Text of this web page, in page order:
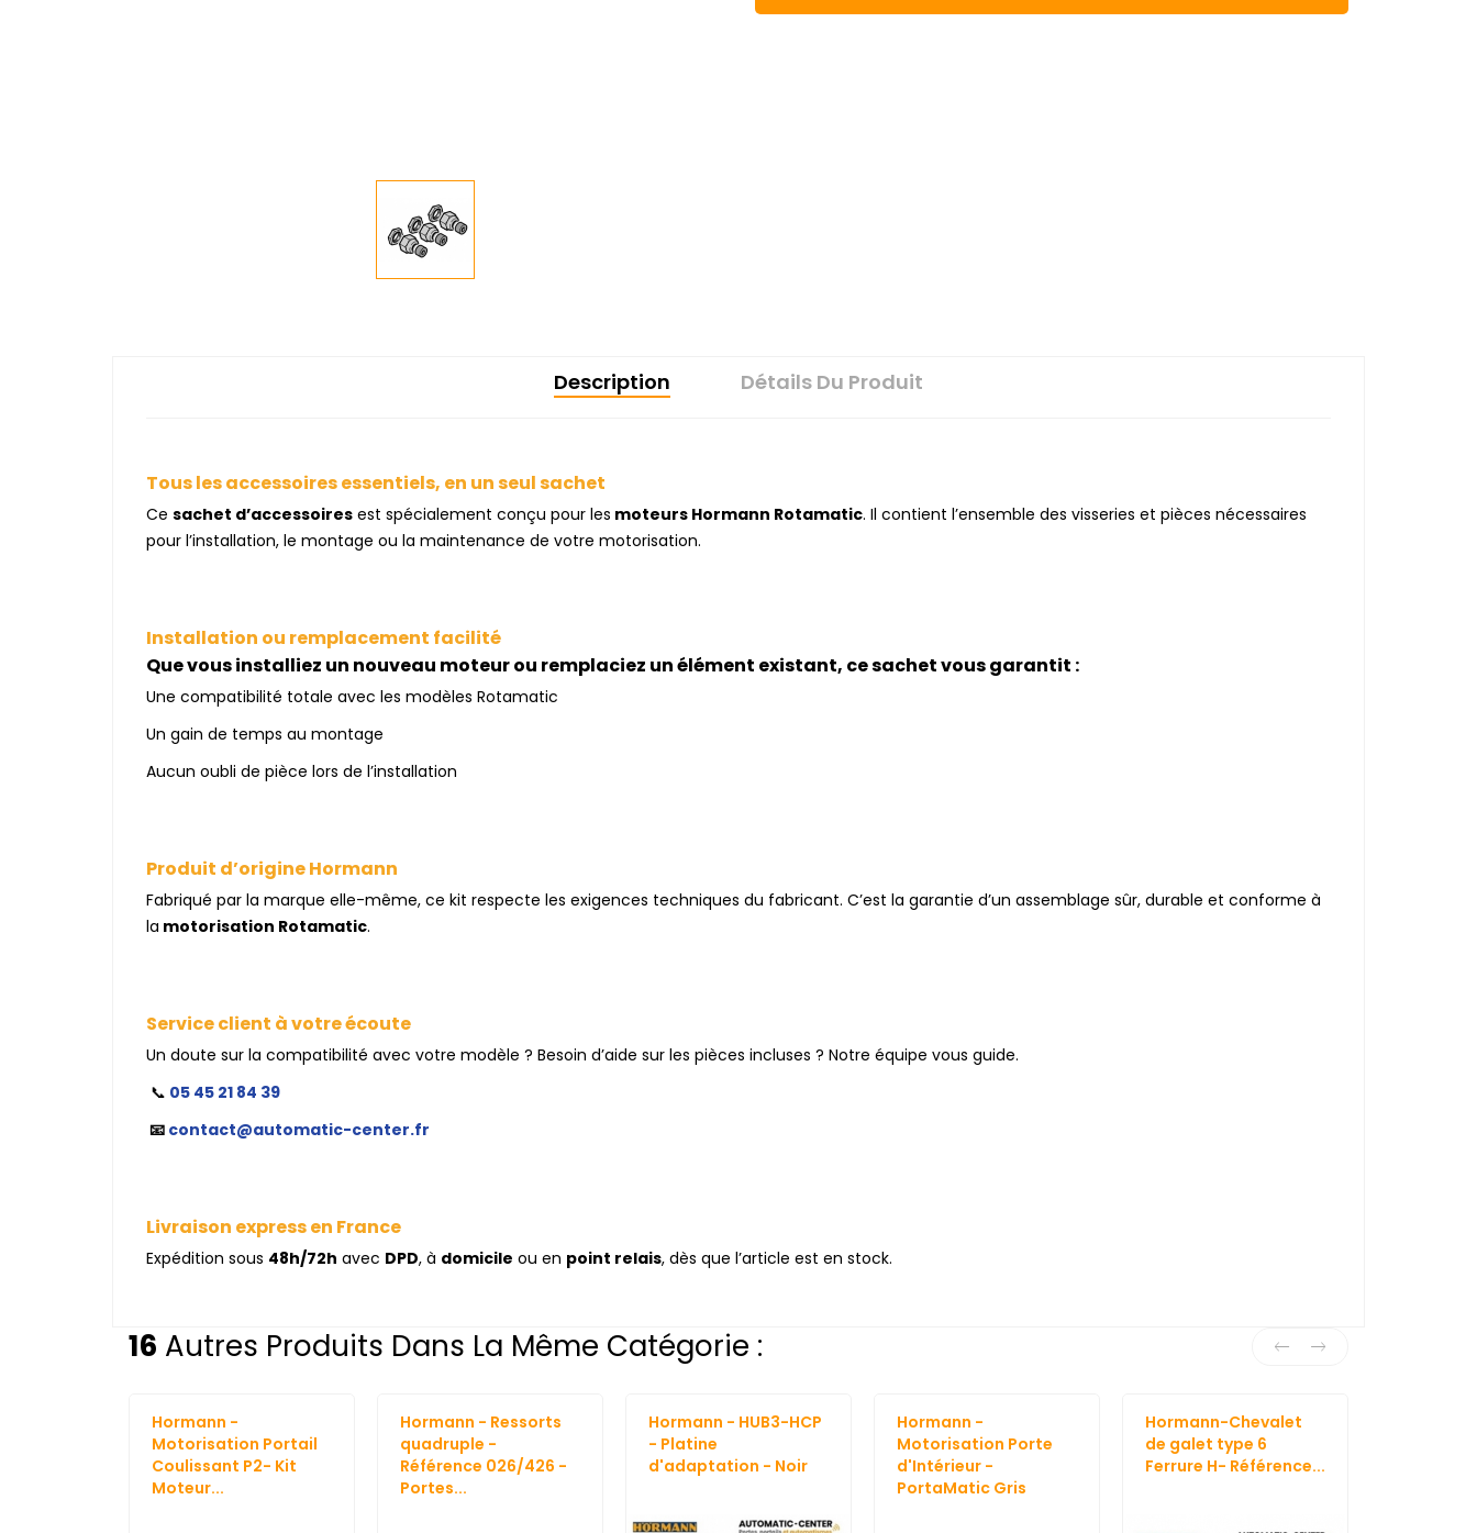
Description Détails Du Produit
Tous les accessoires essentiels, en un seul sachet
Ce sachet d’accessoires est spécialement conçu pour les moteurs Hormann Rotamatic. Il contient l’ensemble des visseries et pièces nécessaires
pour l’installation, le montage ou la maintenance de votre motorisation.
Installation ou remplacement facilité
Que vous installiez un nouveau moteur ou remplaciez un élément existant, ce sachet vous garantit :
Une compatibilité totale avec les modèles Rotamatic
Un gain de temps au montage
Aucun oubli de pièce lors de l’installation
Produit d’origine Hormann
Fabriqué par la marque elle-même, ce kit respecte les exigences techniques du fabricant. C’est la garantie d’un assemblage sûr, durable et conforme à
la motorisation Rotamatic.
Service client à votre écoute
Un doute sur la compatibilité avec votre modèle ? Besoin d’aide sur les pièces incluses ? Notre équipe vous guide.
📞 05 45 21 84 39
📧 contact@automatic-center.fr
Livraison express en France
Expédition sous 48h/72h avec DPD, à domicile ou en point relais, dès que l’article est en stock.
16 Autres Produits Dans La Même Catégorie :
Hormann -
Motorisation Portail
Coulissant P2- Kit
Moteur...
Hormann - Ressorts
quadruple -
Référence 026/426 -
Portes...
Hormann - HUB3-HCP
- Platine
d'adaptation - Noir
Hormann -
Motorisation Porte
d'Intérieur -
PortaMatic Gris
Hormann-Chevalet
de galet type 6
Ferrure H- Référence...